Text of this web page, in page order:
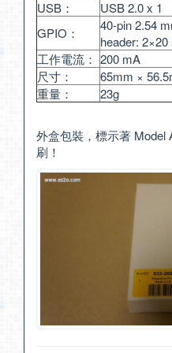
USB：
USB 2.0 x 1
GPIO：
40-pin 2.54
header: 2×20
工作電流： 200 mA
尺寸：
65mm ×
重量：
23g
外盒包裝，標示著 Model
刷！